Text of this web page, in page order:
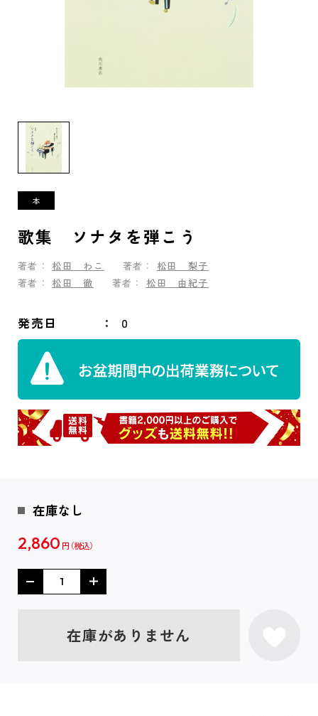
歌集 ソナタを弾こう
著者： 松田 わこ 著者：
松田 梨子
著者：
松田 徹 著者： 松田 由紀子
発売日 0
在庫なし
2,860 円
在庫がありません